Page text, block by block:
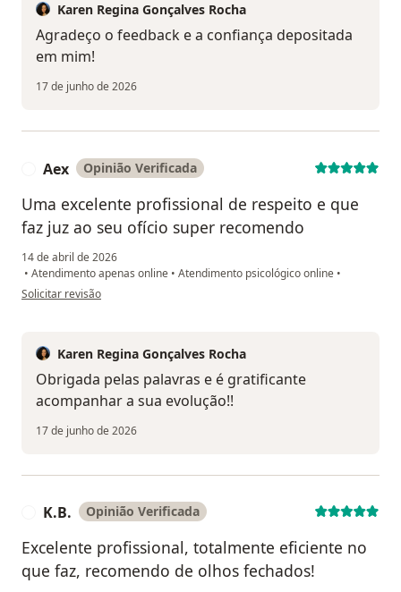
Karen Regina Gonçalves Rocha
Agradeço o feedback e a confiança depositada
em mim!
17 de junho de 2026
Aex Opinião Verificada
Uma excelente profissional de respeito e que
faz juz ao seu ofício super recomendo
14 de abril de 2026
• Atendimento apenas online • Atendimento psicológico online •
na opinião do utilizador Aex
Solicitar revisão
Karen Regina Gonçalves Rocha
Obrigada pelas palavras e é gratificante
acompanhar a sua evolução!!
17 de junho de 2026
K.B. Opinião Verificada
Excelente profissional, totalmente eficiente no
que faz, recomendo de olhos fechados!